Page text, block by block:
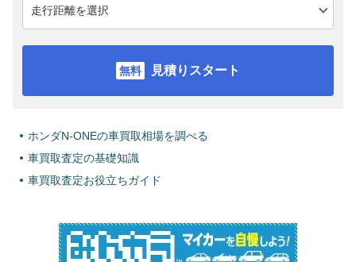
見積りスタート
ホンダN-ONEの車買取相場を調べる
車買取査定の基礎知識
車買取査定お役立ちガイド